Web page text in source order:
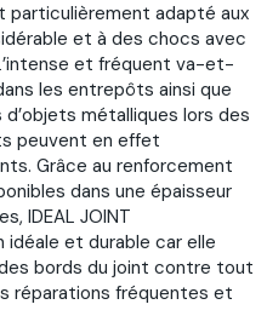
particulièrement adapté aux
et à des chocs avec
et fréquent va-et-
les entrepôts ainsi que
métalliques lors des
peuvent en effet
Grâce au renforcement
dans une épaisseur
IDEAL JOINT
idéale et durable car elle
bords du joint contre tout
réparations fréquentes et